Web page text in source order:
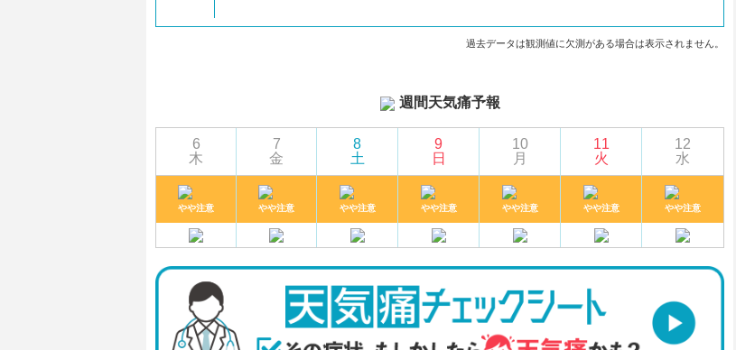
過去データは観測値に欠測がある場合は表示されません。
週間天気痛予報
6
木
やや注意
7
金
やや注意
8
土
やや注意
9
日
やや注意
10
月
やや注意
11
火
やや注意
12
水
やや注意